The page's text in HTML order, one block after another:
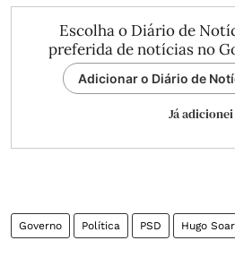
Escolha o Diário de
preferida de notícias no
Adicionar o Diário de
Já adicionei
Governo Política PSD Hugo